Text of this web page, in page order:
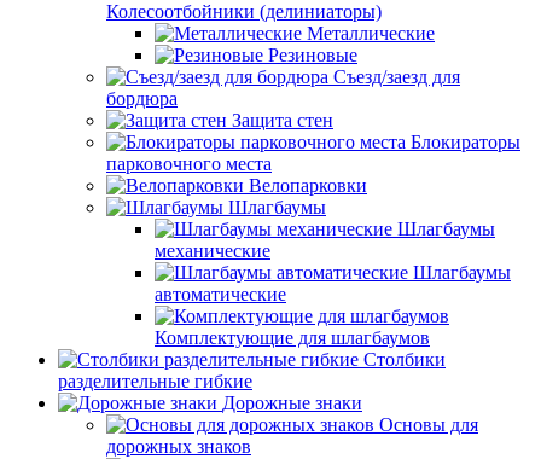
Колесоотбойники (делиниаторы)
Металлические
Резиновые
Съезд/заезд для
бордюра
Защита стен
Блокираторы
парковочного места
Велопарковки
Шлагбаумы
Шлагбаумы
механические
Шлагбаумы
автоматические
Комплектующие для шлагбаумов
Столбики
разделительные гибкие
Дорожные знаки
Основы для
дорожных знаков